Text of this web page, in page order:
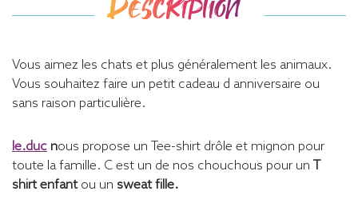
Vous aimez les chats et plus généralement les animaux.
Vous souhaitez faire un petit cadeau d anniversaire ou
sans raison particulière.
le.duc nous propose un Tee-shirt drôle et mignon pour
toute la famille. C est un de nos chouchous pour un T
shirt enfantou un sweat fille.